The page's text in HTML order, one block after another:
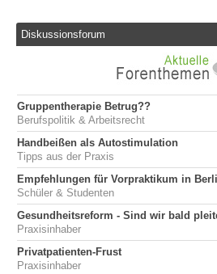
Diskussionsforum
Gruppentherapie Betrug??
Berufspolitik & Arbeitsrecht
Handbeißen als Autostimulation
Tipps aus der Praxis
Empfehlungen für Vorpraktikum in
Schüler & Studenten
Gesundheitsreform - Sind wir bald
Praxisinhaber
Privatpatienten-Frust
Praxisinhaber